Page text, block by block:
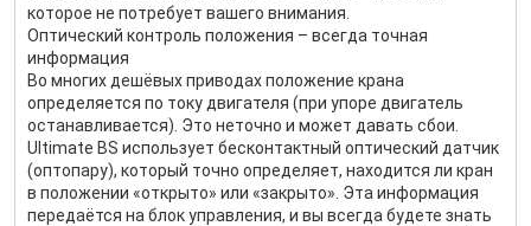
которое не потребует вашего внимания.
Оптический контроль положения – всегда точная
информация
Во многих дешёвых приводах положение крана
определяется по току двигателя (при упоре двигатель
останавливается). Это неточно и может давать сбои.
Ultimate BS использует бесконтактный оптический датчик
(оптопару), который точно определяет, находится ли кран
в положении «открыто» или «закрыто». Эта информация
передаётся на блок управления, и вы всегда будете знать